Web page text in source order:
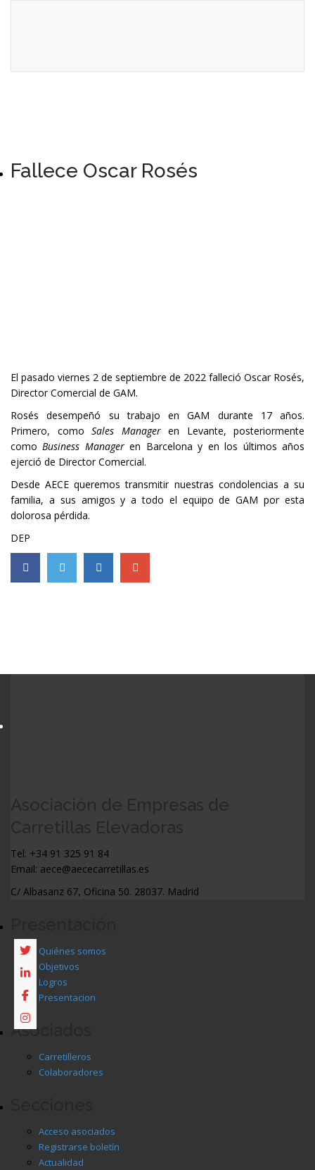
Fallece Oscar Rosés
El pasado viernes 2 de septiembre de 2022 falleció Oscar Rosés,
Director Comercial de GAM.
Rosés desempeñó su trabajo en GAM durante 17 años.
Primero, como Sales Manageren Levante, posteriormente
comoBusiness Manageren Barcelona y en los últimos años
ejerció de Director Comercial.
Desde AECE queremos transmitir nuestras condolencias a su
familia, a sus amigos y a todo el equipo de GAM por esta
dolorosa pérdida.
DEP
Asociación de Empresas de
Carretillas Elevadoras
Tel: +34 91 325 91 84
Email: aece@aececarretillas.es
C/ Albasanz 67, Oficina 50. 28037. Madrid
Quiénes somos
Objetivos
Logros
Presentacion
Asociados
Carretilleros
Colaboradores
Acceso asociados
Registrarse boletín
Actualidad